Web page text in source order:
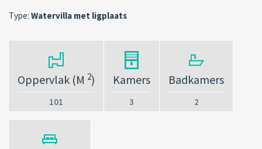
Type: Watervilla met ligplaats
Oppervlak (M 2)
101
Kamers
3
Badkamers
2